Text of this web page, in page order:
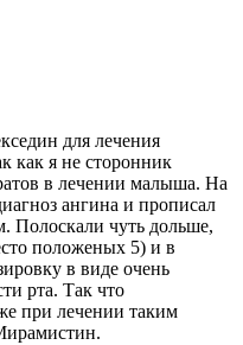
для лечения
как я не сторонник
в лечении малыша. На
ангина и прописал
Полоскали чуть дольше,
положеных 5) и в
в виде очень
рта. Так что
при лечении таким